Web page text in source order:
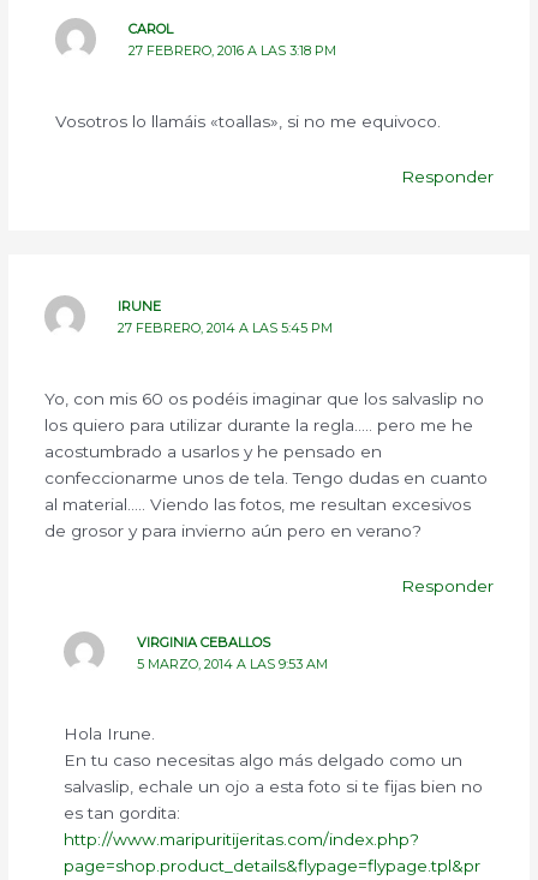
CAROL
27 FEBRERO, 2016 A LAS 3:18 PM
Vosotros lo llamáis «toallas», si no me equivoco.
Responder
IRUNE
27 FEBRERO, 2014 A LAS 5:45 PM
Yo, con mis 60 os podéis imaginar que los salvaslip no
los quiero para utilizar durante la regla….. pero me he
acostumbrado a usarlos y he pensado en
confeccionarme unos de tela. Tengo dudas en cuanto
al material….. Viendo las fotos, me resultan excesivos
de grosor y para invierno aún pero en verano?
Responder
VIRGINIA CEBALLOS
5 MARZO, 2014 A LAS 9:53 AM
Hola Irune.
En tu caso necesitas algo más delgado como un
salvaslip, echale un ojo a esta foto si te fijas bien no
es tan gordita:
http://www.maripuritijeritas.com/index.php?
page=shop.product_details&flypage=flypage.tpl&pr